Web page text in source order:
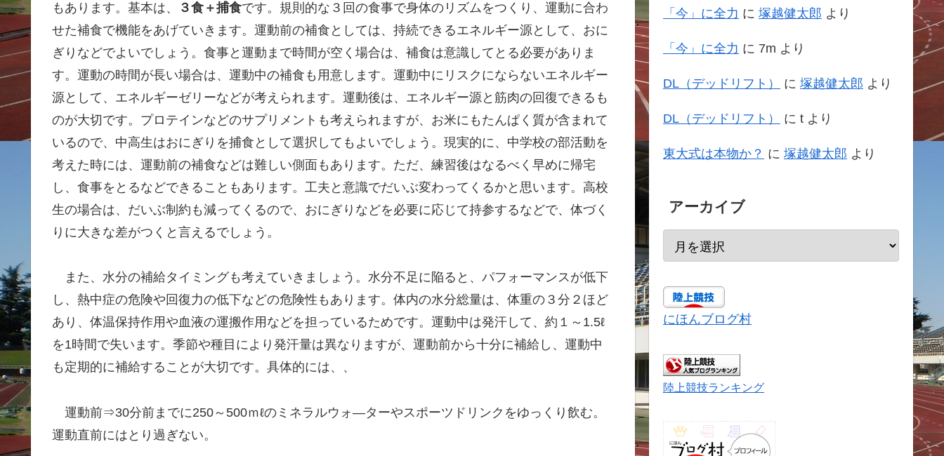
もあります。基本は、
３食＋捕食です。規則的な３回の食事で身体のリズムをつくり、運動に合わ
せた補食で機能をあげていきます。運動前の補食としては、持続できるエネルギー源として、おに
ぎりなどでよいでしょう。食事と運動まで時間が空く場合は、補食は意識してとる必要がありま
す。運動の時間が長い場合は、運動中の補食も用意します。運動中にリスクにならないエネルギー
源として、エネルギーゼリーなどが考えられます。運動後は、エネルギー源と筋肉の回復できるも
のが大切です。プロテインなどのサプリメントも考えられますが、お米にもたんぱく質が含まれて
いるので、中高生はおにぎりを捕食として選択してもよいでしょう。現実的に、中学校の部活動を
考えた時には、運動前の補食などは難しい側面もあります。ただ、練習後はなるべく早めに帰宅
し、食事をとるなどできることもあります。工夫と意識でだいぶ変わってくるかと思います。高校
生の場合は、だいぶ制約も減ってくるので、おにぎりなどを必要に応じて持参するなどで、体づく
りに大きな差がつくと言えるでしょう。
また、水分の補給タイミングも考えていきましょう。水分不足に陥ると、パフォーマンスが低下
し、熱中症の危険や回復力の低下などの危険性もあります。体内の水分総量は、体重の３分２ほど
あり、体温保持作用や血液の運搬作用などを担っているためです。運動中は発汗して、約１～1.5ℓ
を1時間で失います。季節や種目により発汗量は異なりますが、運動前から十分に補給し、運動中
も定期的に補給することが大切です。具体的には、、
運動前⇒30分前までに250～500ｍℓのミネラルウォ―ターやスポーツドリンクをゆっくり飲む。
運動直前にはとり過ぎない。
「今」に全力 に 塚越健太郎 より
「今」に全力 に 7m より
DL（デッドリフト） に 塚越健太郎 より
DL（デッドリフト） に t より
東大式は本物か？ に 塚越健太郎 より
アーカイブ
にほんブログ村
陸上競技ランキング